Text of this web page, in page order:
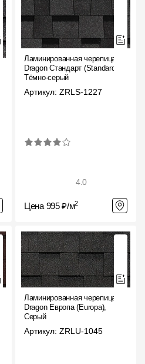
Ламинированная черепица
Dragon Стандарт (Standard),
Тёмно-серый
Артикул: ZRLS-1227
4.0
Цена 995 ₽/м2
Ламинированная черепица
Dragon Европа (Europa),
Серый
Артикул: ZRLU-1045